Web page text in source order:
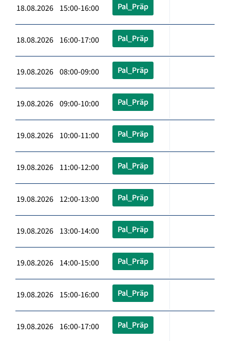
18.08.2026 15:00-16:00 Pal_Präp
18.08.2026 16:00-17:00 Pal_Präp
19.08.2026 08:00-09:00 Pal_Präp
19.08.2026 09:00-10:00 Pal_Präp
19.08.2026 10:00-11:00 Pal_Präp
19.08.2026 11:00-12:00 Pal_Präp
19.08.2026 12:00-13:00 Pal_Präp
19.08.2026 13:00-14:00 Pal_Präp
19.08.2026 14:00-15:00 Pal_Präp
19.08.2026 15:00-16:00 Pal_Präp
19.08.2026 16:00-17:00 Pal_Präp